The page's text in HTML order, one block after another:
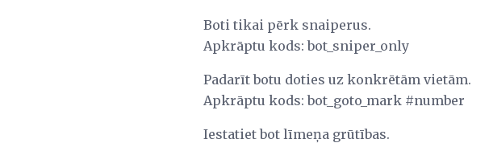
Boti tikai pērk snaiperus.
Apkrāptu kods: bot_sniper_only
Padarīt botu doties uz konkrētām vietām.
Apkrāptu kods: bot_goto_mark #number
Iestatiet bot līmeņa grūtības.